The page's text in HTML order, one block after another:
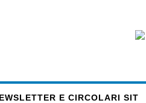
E CIRCOLARI SIT